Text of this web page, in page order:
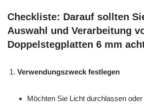
Checkliste: Darauf sollten
Auswahl und Verarbeitung
Doppelstegplatten 6 mm
Verwendungszweck festlegen
Möchten Sie Licht durchlassen